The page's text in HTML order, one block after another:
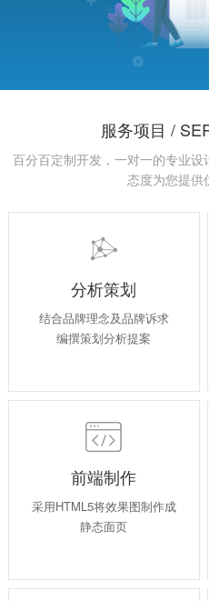
服务项目 /
百分百定制开发，一对一的专业
态度为您提供

分析策划
结合品牌理念及品牌诉求
编撰策划分析提案

前端制作
采用HTML5将效果图制作成
静态面页